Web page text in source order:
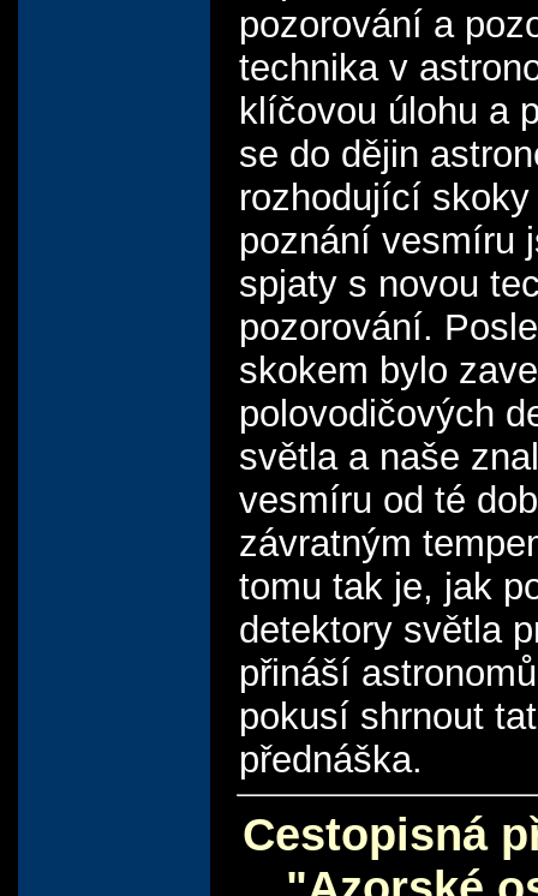
pozorování a
technika v
klíčovou úlohu a
se do dějin
rozhodující
poznání vesmíru
spjaty s novou
pozorování.
skokem bylo
polovodičových
světla a naše
vesmíru od té
závratným
tomu tak je, jak
detektory světla
přináší
pokusí shrnout
přednáška.
Cestopisná